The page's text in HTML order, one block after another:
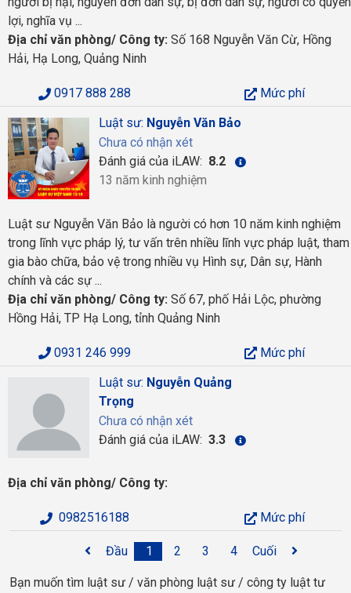
lợi, nghĩa vụ ...
Địa chỉ văn phòng/ Công ty: Số 168 Nguyễn Văn Cừ, Hồng
Hải, Hạ Long, Quảng Ninh
0917 888 288
Mức phí
Luật sư: Nguyễn Văn Bảo
Chưa có nhận xét
Đánh giá của iLAW: 8.2
13 năm kinh nghiệm
Luật sư Nguyễn Văn Bảo là người có hơn 10 năm kinh nghiệm
trong lĩnh vực pháp lý, tư vấn trên nhiều lĩnh vực pháp luật, tham
gia bào chữa, bảo vệ trong nhiều vụ Hình sự, Dân sự, Hành
chính và các sự ...
Địa chỉ văn phòng/ Công ty: Số 67, phố Hải Lộc, phường
Hồng Hải, TP Hạ Long, tỉnh Quảng Ninh
0931 246 999
Mức phí
Luật sư: Nguyễn Quảng
Trọng
Chưa có nhận xét
Đánh giá của iLAW: 3.3
Địa chỉ văn phòng/ Công ty:
0982516188 Mức phí
Đầu 1 2 3 4 Cuối
Bạn muốn tìm luật sư / văn phòng luật sư / công ty luật tư